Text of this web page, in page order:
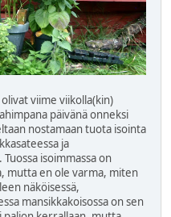
viime viikolla(kin)
päivänä onneksi
nostamaan tuota isointa
ja
isoimmassa on
mutta en ole varma, miten
näköisessä,
mansikkakoisossa on sen